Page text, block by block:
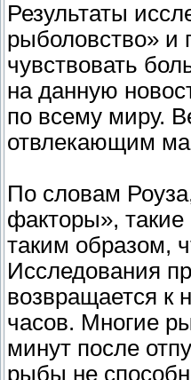
Результаты
рыболовство» и
чувствовать
на данную
по всему миру.
отвлекающим
По словам
факторы», такие
таким образом,
Исследования
возвращается к
часов. Многие
минут после
рыбы не